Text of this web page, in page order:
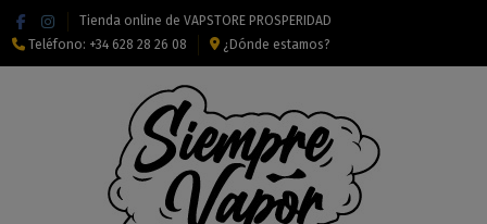
Tienda online de VAPSTORE PROSPERIDAD
Teléfono: +34 628 28 26 08 ¿Dónde estamos?